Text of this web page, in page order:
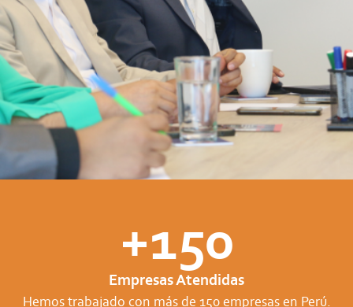
+150
Empresas Atendidas
Hemos trabajado con más de 150 empresas en Perú.